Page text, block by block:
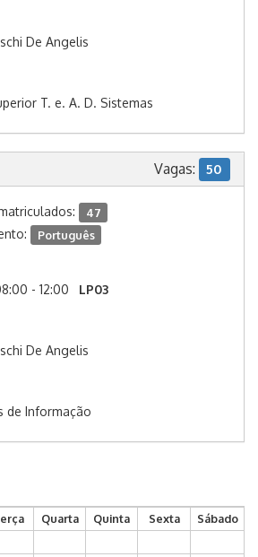
De Angelis
T. e. A. D. Sistemas
Vagas: 50
47
Português
- 12:00
LP03
De Angelis
de Informação
Quarta Quinta Sexta
Sábado